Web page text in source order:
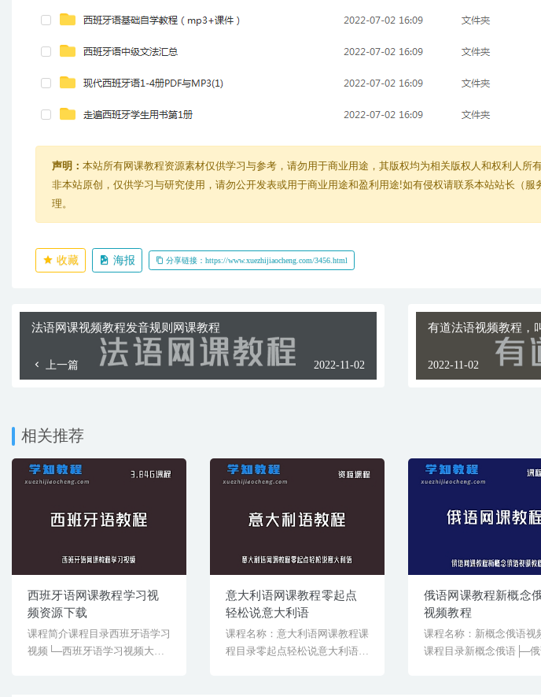
声明： 本站所有网课教程资源素材仅供学习与参考，请勿用于商业用途，其版权均为相关版权人和权利人所
非本站原创，仅供学习与研究使用，请勿公开发表或用于商业用途和盈利用途!如有侵权请联系本站站长（服
理。
收藏 海报 分享链接：https://www.xuezhijiaocheng.com/3456.html
法语网课视频教程发音规则网课教程
上一篇 2022-11-02
有道法语视频教程，
2022-11-02
相关推荐
西班牙语网课教程学习视
频资源下载
课程简介课程目录西班牙语学习
视频└─西班牙语学习视频大全
意大利语网课教程零起点
轻松说意大利语
课程名称：意大利语网课教程课
程目录零起点轻松说意大利语
俄语网课教程新概念
视频教程
课程名称：新概念俄语视
课程目录新概念俄语├─俄